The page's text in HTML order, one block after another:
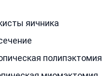
яичника
полипэктомия